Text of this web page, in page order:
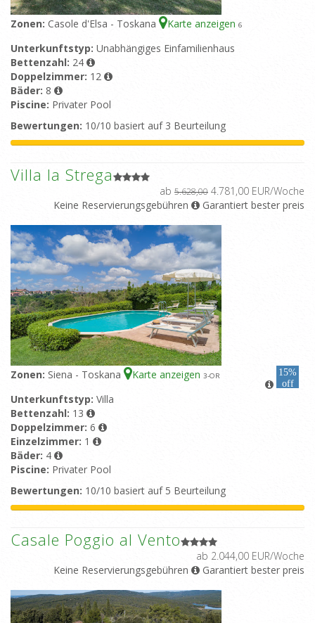
Zonen: Casole d'Elsa - Toskana Karte anzeigen 6
Unterkunftstyp: Unabhängiges Einfamilienhaus
Bettenzahl: 24
Doppelzimmer: 12
Bäder: 8
Piscine: Privater Pool
Bewertungen: 10/10 basiert auf 3 Beurteilung
Villa la Strega
ab 5.628,00 4.781,00 EUR/Woche
Keine Reservierungsgebühren
Garantiert bester preis
Zonen: Siena - Toskana Karte anzeigen 3-OR
15%
off
Unterkunftstyp: Villa
Bettenzahl: 13
Doppelzimmer: 6
Einzelzimmer: 1
Bäder: 4
Piscine: Privater Pool
Bewertungen: 10/10 basiert auf 5 Beurteilung
Casale Poggio al Vento
ab 2.044,00 EUR/Woche
Keine Reservierungsgebühren
Garantiert bester preis